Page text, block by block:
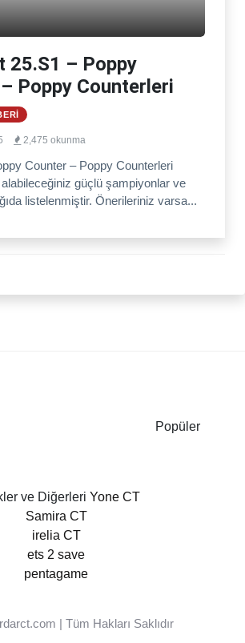
25.S1 – Poppy
Poppy Counterleri
2,475 okunma
Counter – Poppy Counterleri
alabileceğiniz güçlü şampiyonlar ve
listelenmiştir. Önerileriniz varsa...
Popüler
ve Diğerleri Yone CT
Samira CT
irelia CT
ets 2 save
pentagame
| Tüm Hakları Saklıdır